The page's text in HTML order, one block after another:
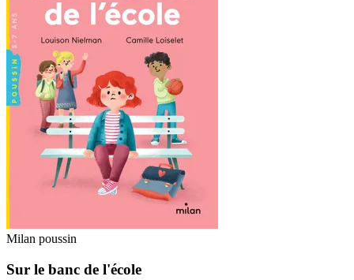
Milan poussin
Sur le banc de l'école